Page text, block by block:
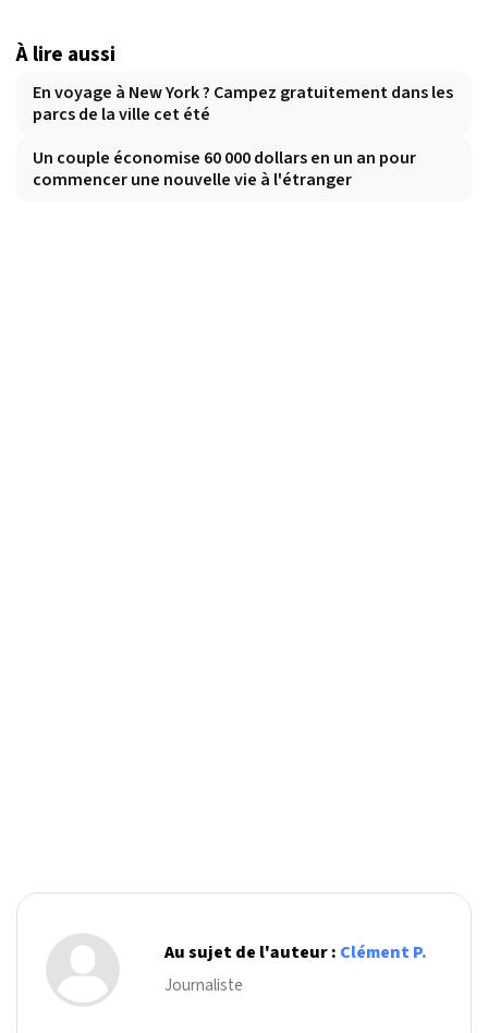
À lire aussi
En voyage à New York ? Campez gratuitement dans les
parcs de la ville cet été
Un couple économise 60 000 dollars en un an pour
commencer une nouvelle vie à l'étranger
Au sujet de l'auteur : Clément P.
Journaliste